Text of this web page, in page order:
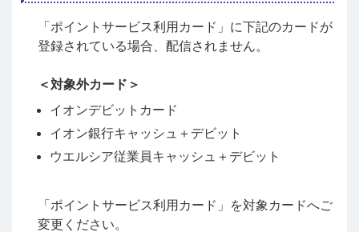
「ポイントサービス利用カード」に下記のカードが
登録されている場合、配信されません。
＜対象外カード＞
イオンデビットカード
イオン銀行キャッシュ＋デビット
ウエルシア従業員キャッシュ＋デビット
「ポイントサービス利用カード」を対象カードへご
変更ください。